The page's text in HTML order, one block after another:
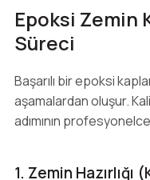
Epoksi Zemin
Süreci
Başarılı bir epoksi
aşamalardan oluşur.
adımının
1. Zemin Hazırlığı